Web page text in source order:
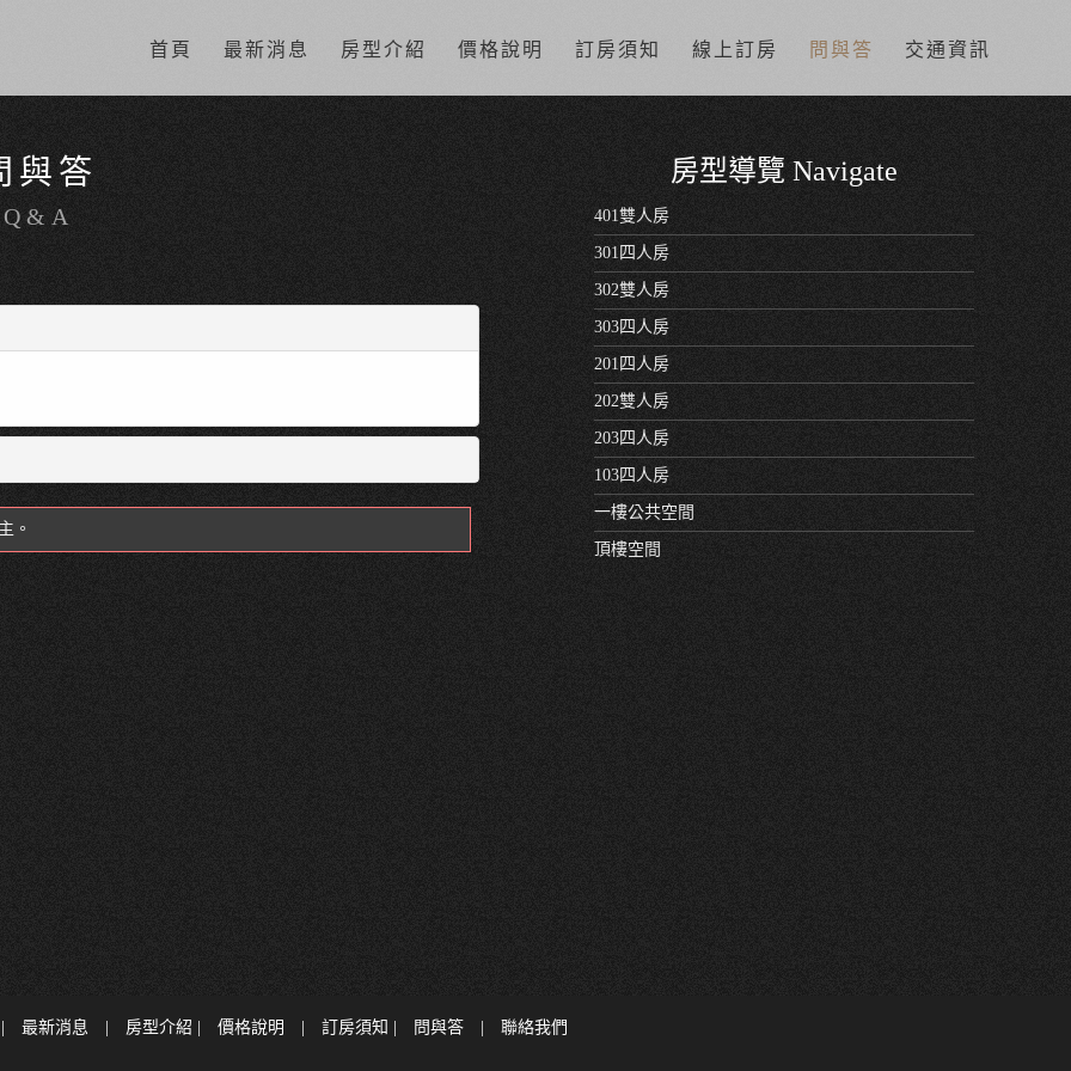
首頁 最新消息 房型介紹 價格說明 訂房須知 線上訂房 問與答 交通資訊
與答
Q&A
。
房型導覽 Navigate
401雙人房
301四人房
302雙人房
303四人房
201四人房
202雙人房
203四人房
103四人房
一樓公共空間
頂樓空間
最新消息 房型介紹 價格說明 訂房須知 問與答 聯絡我們